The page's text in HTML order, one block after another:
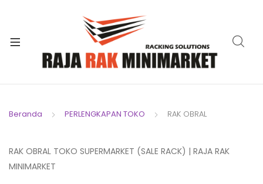
Beranda PERLENGKAPAN TOKO RAK OBRAL
RAK OBRAL TOKO SUPERMARKET (SALE RACK) | RAJA RAK
MINIMARKET